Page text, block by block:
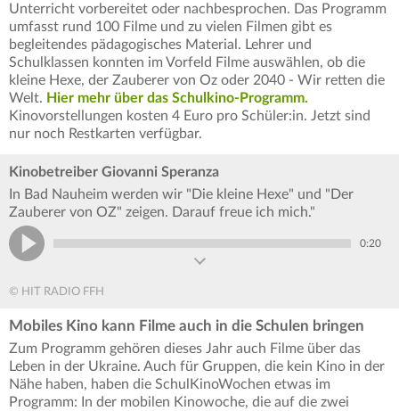
Unterricht vorbereitet oder nachbesprochen. Das Programm
umfasst rund 100 Filme und zu vielen Filmen gibt es
begleitendes pädagogisches Material. Lehrer und
Schulklassen konnten im Vorfeld Filme auswählen, ob die
kleine Hexe, der Zauberer von Oz oder 2040 - Wir retten die
Welt. Hier mehr über das Schulkino-Programm.
Kinovorstellungen kosten 4 Euro pro Schüler:in. Jetzt sind
nur noch Restkarten verfügbar.
Kinobetreiber Giovanni Speranza
In Bad Nauheim werden wir "Die kleine Hexe" und "Der
Zauberer von OZ" zeigen. Darauf freue ich mich."
0:20
© HIT RADIO FFH
Mobiles Kino kann Filme auch in die Schulen bringen
Zum Programm gehören dieses Jahr auch Filme über das
Leben in der Ukraine. Auch für Gruppen, die kein Kino in der
Nähe haben, haben die SchulKinoWochen etwas im
Programm: In der mobilen Kinowoche, die auf die zwei